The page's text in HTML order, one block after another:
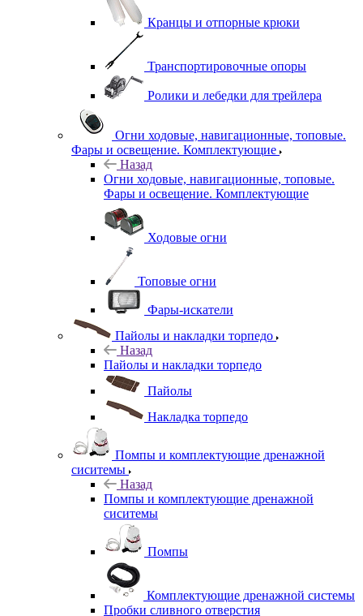
Кранцы и отпорные крюки
Транспортировочные опоры
Ролики и лебедки для трейлера
Огни ходовые, навигационные, топовые.
Фары и освещение. Комплектующие
Назад
Огни ходовые, навигационные, топовые.
Фары и освещение. Комплектующие
Ходовые огни
Топовые огни
Фары-искатели
Пайолы и накладки торпедо
Назад
Пайолы и накладки торпедо
Пайолы
Накладка торпедо
Помпы и комплектующие дренажной
сиситемы
Назад
Помпы и комплектующие дренажной
сиситемы
Помпы
Комплектующие дренажной системы
Пробки сливного отверстия